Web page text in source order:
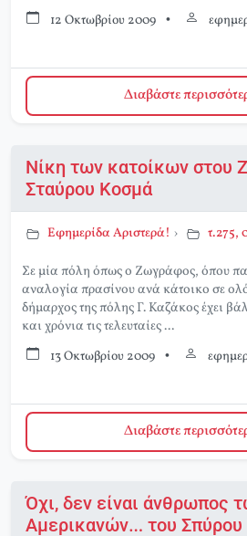
12 Οκτωβρίου 2009 •
Διαβάστε
Νίκη των κατοίκων στου
Σταύρου Κοσμά
Εφημερίδα Αριστερά! › τ.275,
Σε μία πόλη όπως ο Ζωγράφος, όπου
αναλογία πρασίνου ανά κάτοικο σε
δήμαρχος της πόλης Γ. Καζάκος έχει
και χρόνια τις τελευταίες ...
13 Οκτωβρίου 2009 •
Διαβάστε
Όχι, δεν είναι άνθρωπος
Αμερικανών… του Σπύρου